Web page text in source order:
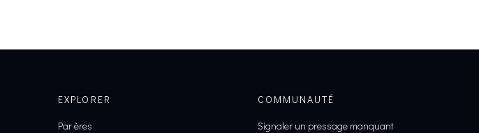
EXPLORER
Par ères
COMMUNAUTÉ
Signaler un pressage manquant